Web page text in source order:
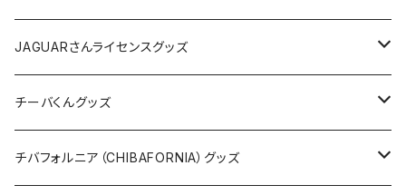
ホテルキーホルダー
ホテルキーホルダー
クリアファイル
Tシャツ
バッグ
ステッカー
缶バッジ
キャップ
バッグ
ステッカー
ステッカー
ステッカー
ステッカー大
缶バッジ
缶バッジ32mm
エコバッグ
JAGUARさんライセンスグッズ
Tシャツ
ステッカー
チーバくんグッズ
Tシャツ
チバフォルニア（CHIBAFORNIA）グッズ